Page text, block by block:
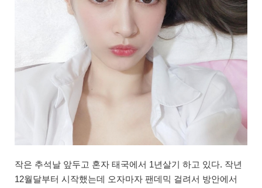
작은 추석날 앞두고 혼자 태국에서 1년살기 하고 있다. 작년
12월달부터 시작했는데 오자마자 팬데믹 걸려서 방안에서